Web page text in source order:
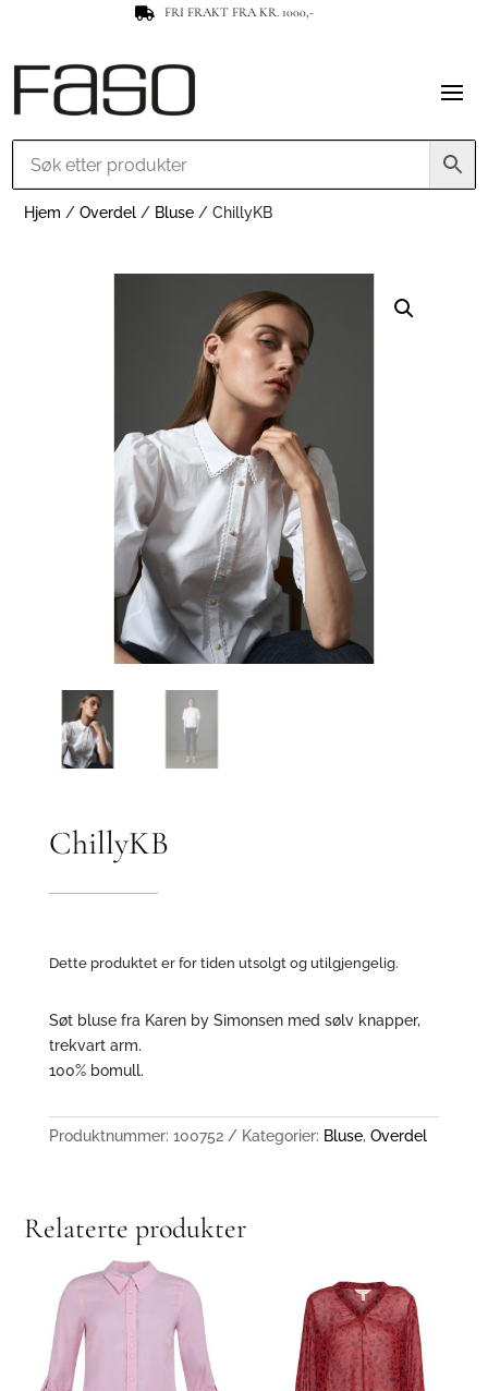
 FRI FRAKT FRA KR. 1000,-
Hjem /Overdel / Bluse / ChillyKB
ChillyKB
Dette produktet er for tiden utsolgt og utilgjengelig.
Søt bluse fra Karen by Simonsen med sølv knapper,
trekvart arm.
100% bomull.
Produktnummer: 100752 Kategorier: Bluse, Overdel
Relaterte produkter